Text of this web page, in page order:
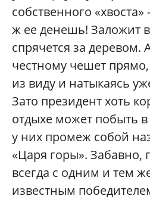
собственного
ж ее денешь! Заложит
спрячется за деревом.
честному чешет
из виду и натыкаясь
Зато президент хоть
отдыхе может побыть
у них промеж собой
«Царя горы». Забавно,
всегда с одним и тем
известным